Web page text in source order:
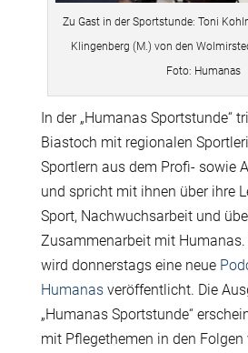
Zu Gast in der Sportstunde: Toni
Klingenberg (M.) von den
Foto: Humanas
In der „Humanas Sportstunde“
Biastoch mit regionalen
Sportlern aus dem Profi- sowie
und spricht mit ihnen über ihre
Sport, Nachwuchsarbeit und
Zusammenarbeit mit Humanas.
wird donnerstags eine neue
Humanasveröffentlicht. Die
„Humanas Sportstunde“
mit Pflegethemen in den Folgen